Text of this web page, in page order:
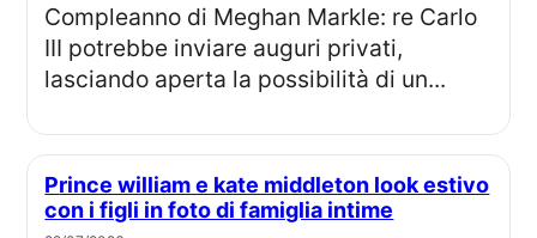
Compleanno di Meghan Markle: re Carlo
III potrebbe inviare auguri privati,
lasciando aperta la possibilità di un...
Prince william e kate middleton look estivo
con i figli in foto di famiglia intime